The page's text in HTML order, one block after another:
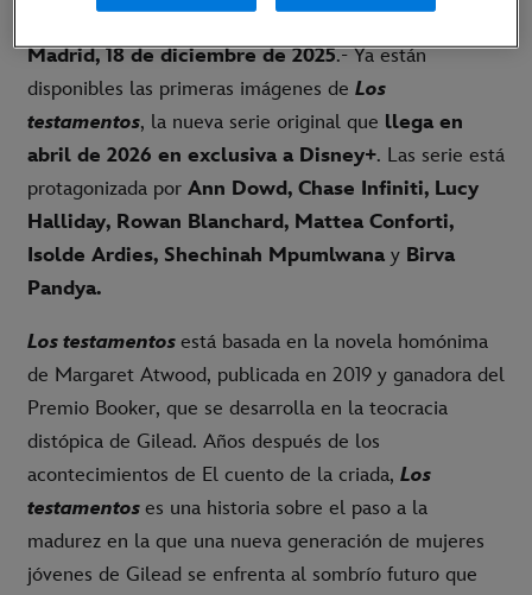
Madrid, 18 de diciembre de 2025.- Ya están
disponibles las primeras imágenes de Los
testamentos, la nueva serie original que llega en
abril de 2026 en exclusiva a Disney+. Las serie está
protagonizada por Ann Dowd, Chase Infiniti, Lucy
Halliday, Rowan Blanchard, Mattea Conforti,
Isolde Ardies, Shechinah Mpumlwana y Birva
Pandya.
Los testamentos está basada en la novela homónima
de Margaret Atwood, publicada en 2019 y ganadora del
Premio Booker, que se desarrolla en la teocracia
distópica de Gilead. Años después de los
acontecimientos de El cuento de la criada, Los
testamentos es una historia sobre el paso a la
madurez en la que una nueva generación de mujeres
jóvenes de Gilead se enfrenta al sombrío futuro que